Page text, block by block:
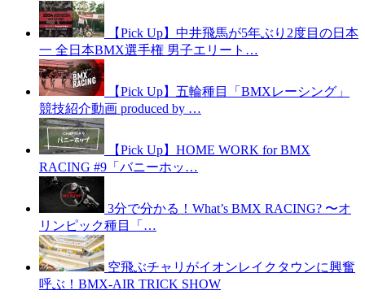
【Pick Up】中井飛馬が5年ぶり2度目の日本
一 全日本BMX選手権 男子エリート…
【Pick Up】五輪種目「BMXレーシング」
競技紹介動画 produced by …
【Pick Up】HOME WORK for BMX
RACING #9「バニーホッ…
3分で分かる！What’s BMX RACING? 〜オ
リンピック種目「…
空飛ぶチャリがイオンレイクタウンに興奮
呼ぶ！BMX-AIR TRICK SHOW